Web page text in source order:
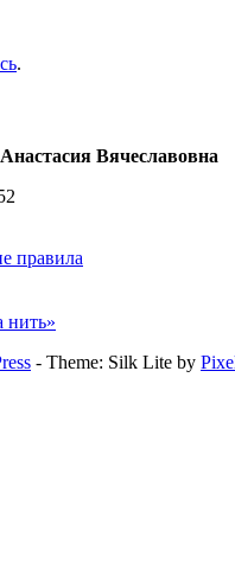
.
Вячеславовна
правила
нить»
- Theme: Silk Lite by